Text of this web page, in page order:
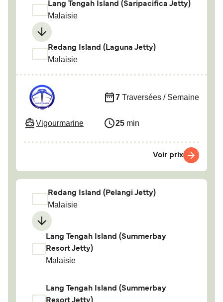
Lang Tengah Island (Saripacifica Jetty)
Malaisie
Redang Island (Laguna Jetty)
Malaisie
Vigourmarine
7 Traversées / Semaine
25 min
Voir prix
Redang Island (Pelangi Jetty)
Malaisie
Lang Tengah Island (Summerbay
Resort Jetty)
Malaisie
Lang Tengah Island (Summerbay
Resort Jetty)